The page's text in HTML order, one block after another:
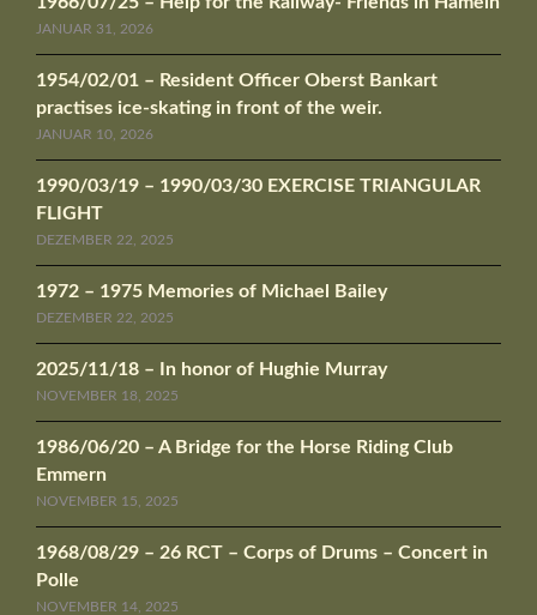
JANUAR 31, 2026
1954/02/01 – Resident Officer Oberst Bankart
practises ice-skating in front of the weir.
JANUAR 10, 2026
1990/03/19 – 1990/03/30 EXERCISE TRIANGULAR
FLIGHT
DEZEMBER 22, 2025
1972 – 1975 Memories of Michael Bailey
DEZEMBER 22, 2025
2025/11/18 – In honor of Hughie Murray
NOVEMBER 18, 2025
1986/06/20 – A Bridge for the Horse Riding Club
Emmern
NOVEMBER 15, 2025
1968/08/29 – 26 RCT – Corps of Drums – Concert in
Polle
NOVEMBER 14, 2025